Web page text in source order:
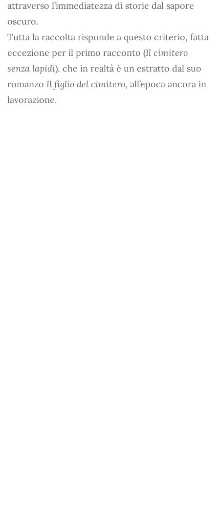
attraverso l’immediatezza di storie dal sapore
oscuro.
Tutta la raccolta risponde a questo criterio, fatta
eccezione per il primo racconto (Il cimitero
senza lapidi), che in realtà è un estratto dal suo
romanzo Il figlio del cimitero, all’epoca ancora in
lavorazione.